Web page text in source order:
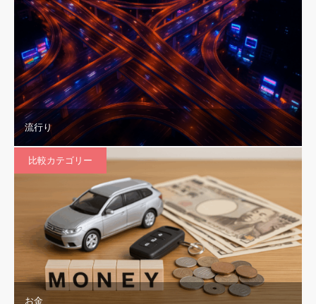
流行り
比較カテゴリー
お金